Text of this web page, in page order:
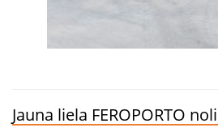
Jauna liela FEROPORTO